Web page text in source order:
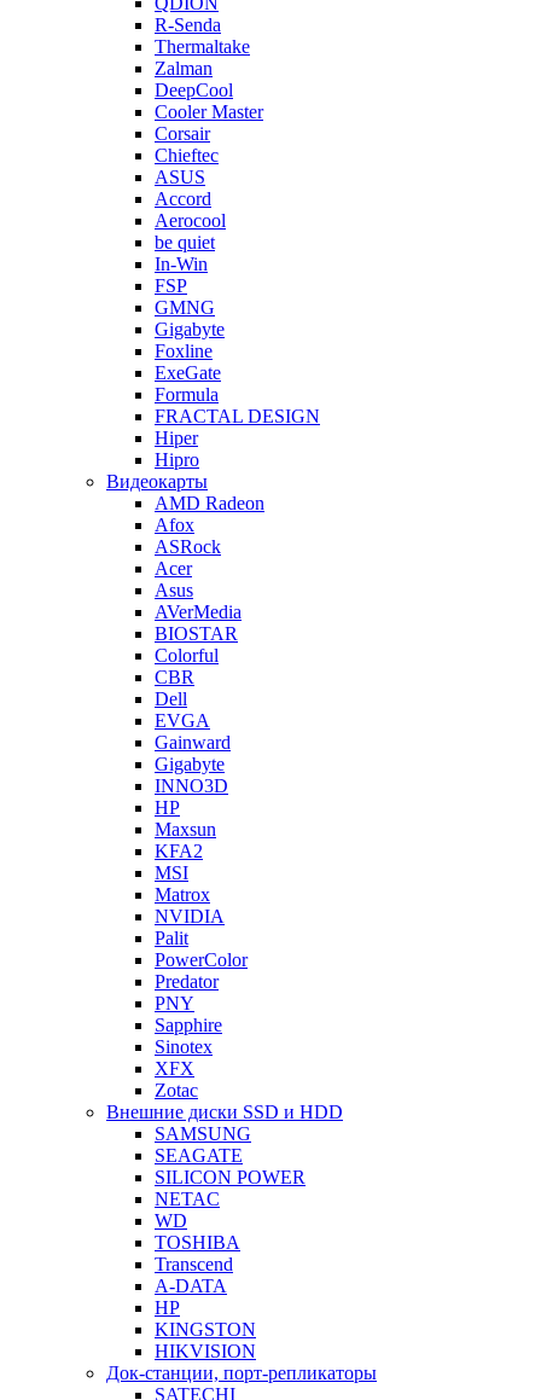
R-Senda
Thermaltake
Zalman
DeepCool
Cooler Master
Corsair
Chieftec
ASUS
Accord
Aerocool
be quiet
In-Win
FSP
GMNG
Gigabyte
Foxline
ExeGate
Formula
FRACTAL DESIGN
Hiper
Hipro
Видеокарты
AMD Radeon
Afox
ASRock
Acer
Asus
AVerMedia
BIOSTAR
Colorful
CBR
Dell
EVGA
Gainward
Gigabyte
INNO3D
HP
Maxsun
KFA2
MSI
Matrox
NVIDIA
Palit
PowerColor
Predator
PNY
Sapphire
Sinotex
XFX
Zotac
Внешние диски SSD и HDD
SAMSUNG
SEAGATE
SILICON POWER
NETAC
WD
TOSHIBA
Transcend
A-DATA
HP
KINGSTON
HIKVISION
Док-станции, порт-репликаторы
SATECHI